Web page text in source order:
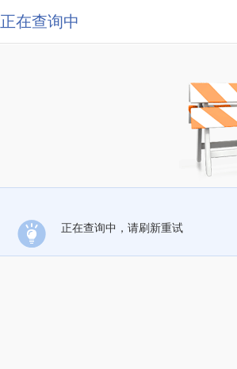
正在查询中
正在查询中，请刷新重试